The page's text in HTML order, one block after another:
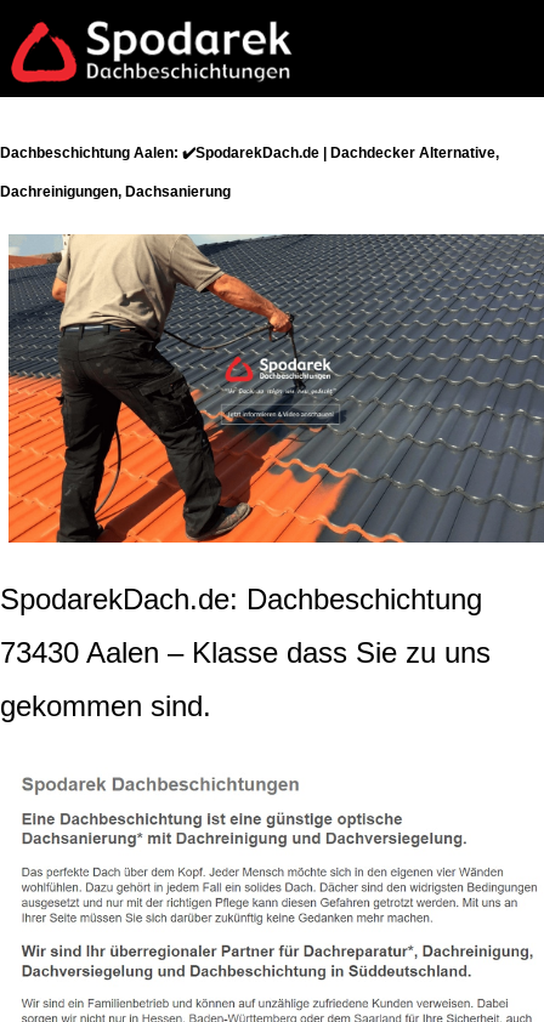
Dachbeschichtung Aalen: ✔️SpodarekDach.de | Dachdecker Alternative,
Dachreinigungen, Dachsanierung
SpodarekDach.de: Dachbeschichtung
73430 Aalen – Klasse dass Sie zu uns
gekommen sind.